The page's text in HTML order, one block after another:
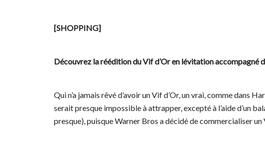
[SHOPPING]
Découvrez la réédition du Vif d’Or en lévitation accompagné
Qui n’a jamais rêvé d’avoir un Vif d’Or, un vrai, comme dans
serait presque impossible à attrapper, excepté à l’aide d’un
presque), puisque Warner Bros a décidé de commercialiser